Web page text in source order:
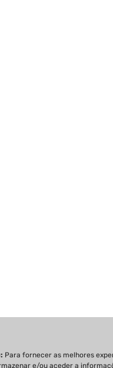
Para fornecer as melhores
e/ou aceder a